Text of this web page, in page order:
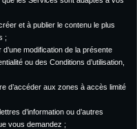
et à publier le contenu le plus
;
modification de la présente
ou des Conditions d’utilisation,
d’accéder aux zones à accès limité
d’information ou d’autres
vous demandez ;